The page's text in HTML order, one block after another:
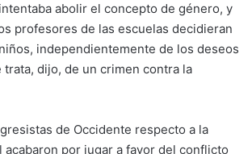
abolir el concepto de género, y
profesores de las escuelas decidieran
independientemente de los deseos
trata, dijo, de un crimen contra la
de Occidente respecto a la
acabaron por jugar a favor del conflicto